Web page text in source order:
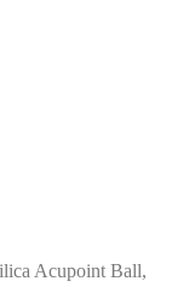
Acupoint Ball,